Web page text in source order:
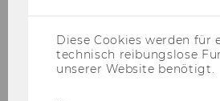
Diese Cookies werden für
technisch reibungslose
unserer Website benötigt.